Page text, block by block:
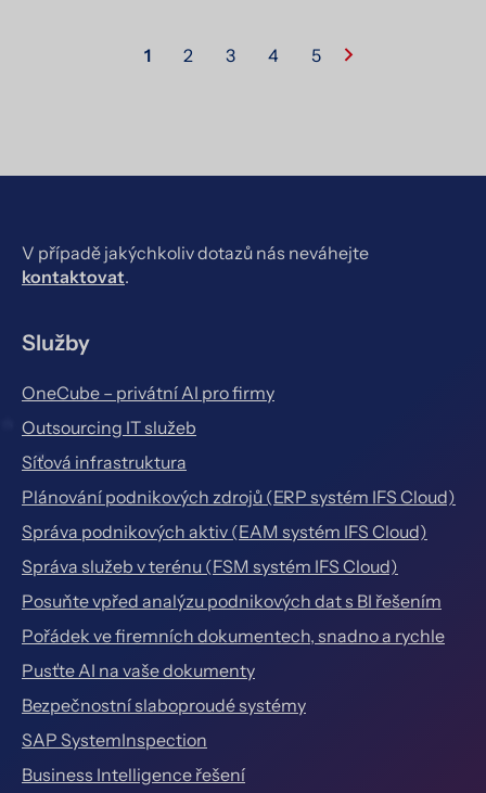
1 2 3 4 5
V případě jakýchkoliv dotazů nás neváhejte
kontaktovat.
Služby
OneCube – privátní AI pro firmy
Outsourcing IT služeb
Síťová infrastruktura
Plánování podnikových zdrojů (ERP systém IFS Cloud)
Správa podnikových aktiv (EAM systém IFS Cloud)
Správa služeb v terénu (FSM systém IFS Cloud)
Posuňte vpřed analýzu podnikových dat s BI řešením
Pořádek ve firemních dokumentech, snadno a rychle
Pusťte AI na vaše dokumenty
Bezpečnostní slaboproudé systémy
SAP SystemInspection
Business Intelligence řešení